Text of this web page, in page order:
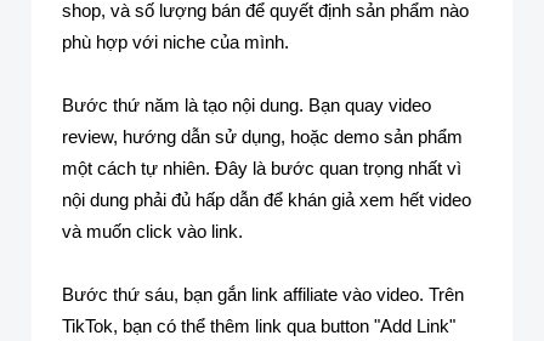
shop, và số lượng bán để quyết định sản phẩm nào
phù hợp với niche của mình.
Bước thứ năm là tạo nội dung. Bạn quay video
review, hướng dẫn sử dụng, hoặc demo sản phẩm
một cách tự nhiên. Đây là bước quan trọng nhất vì
nội dung phải đủ hấp dẫn để khán giả xem hết video
và muốn click vào link.
Bước thứ sáu, bạn gắn link affiliate vào video. Trên
TikTok, bạn có thể thêm link qua button "Add Link"